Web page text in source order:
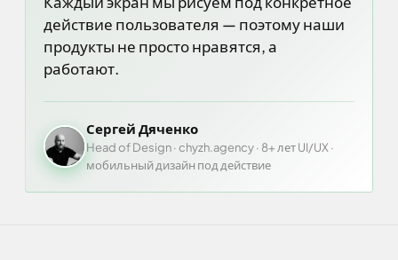
действие пользователя — поэтому наши
продукты не просто нравятся, а
работают.
Сергей Дяченко
Head of Design · chyzh.agency · 8+ лет UI/UX ·
мобильный дизайн под действие